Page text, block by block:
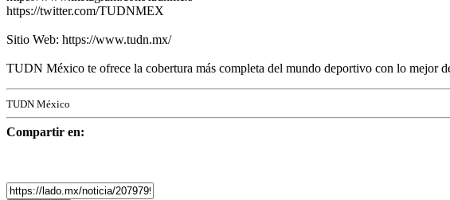
https://twitter.com/TUDNMEX
Sitio Web: https://www.tudn.mx/
TUDN México te ofrece la cobertura más completa del mundo deportivo con lo mejor
TUDN México
Compartir en: